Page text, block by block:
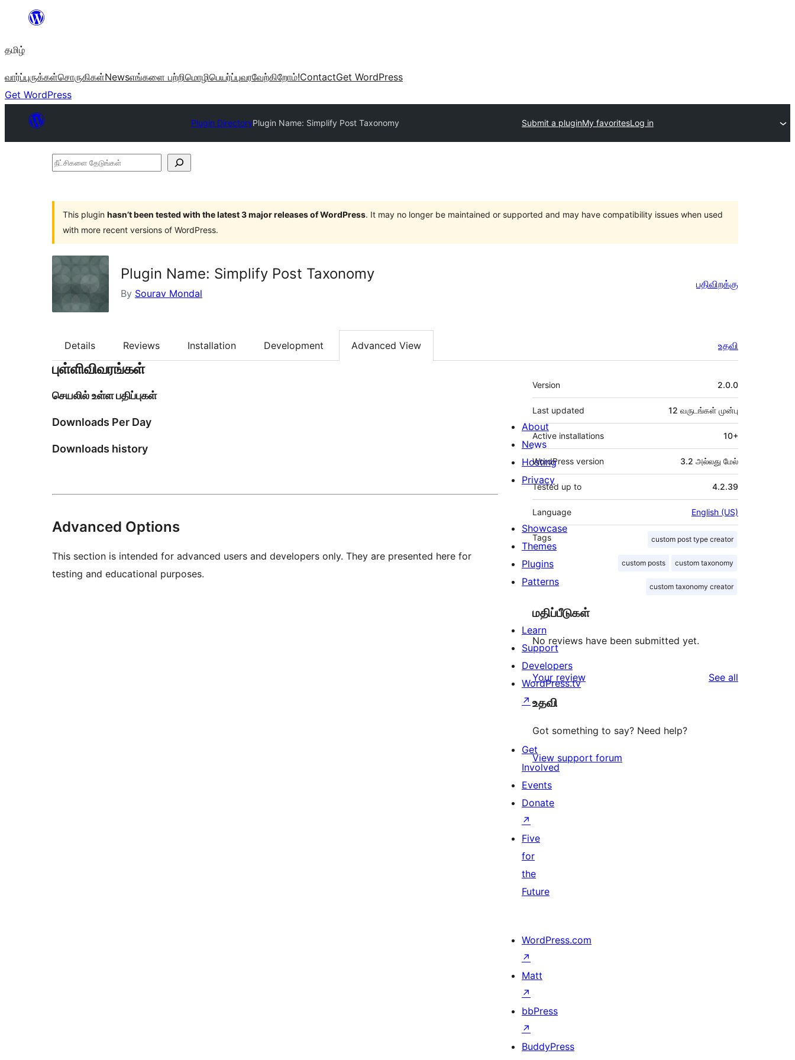
உள்ளடக்கத்திற்கு
தமிழ்
வார்ப்புருக்கள்சொருகிகள்Newsஎங்களை பற்றிமொழிபெயர்ப்புவரவேற்கிறோம்!ContactGet WordPress
Get WordPress
Plugin DirectoryPlugin Name: Simplify Post Taxonomy Submit a pluginMy favoritesLog in
நீட்சிகளை
This plugin hasn’t been tested with the latest 3 major releases of WordPress. It may no longer be maintained or supported and may have compatibility issues when used
with more recent versions of WordPress.
Plugin Name: Simplify Post Taxonomy
By Sourav Mondal
பதிவிறக்கு
Details Reviews Installation Development Advanced View உதவி
புள்ளிவிவரங்கள்
செயலில் உள்ள பதிப்புகள்
Downloads Per Day
Downloads history
Advanced Options
This section is intended for advanced users and developers only. They are presented here for
testing and educational purposes.
Meta
Version 2.0.0
Last updated 12 வருடங்கள் முன்பு
Active installations 10+
WordPress version 3.2 அல்லது மேல்
Tested up to 4.2.39
Language English (US)
Tags custom post type creator
custom posts custom taxonomy
custom taxonomy creator
மதிப்பீடுகள்
No reviews have been submitted yet.
Your review See all
உதவி
Got something to say? Need help?
View support forum
About
News
Hosting
Privacy
Showcase
Themes
Plugins
Patterns
Learn
Support
Developers
WordPress.tv
↗
Get
Involved
Events
Donate
↗
Five
for
the
Future
WordPress.com
↗
Matt
↗
bbPress
↗
BuddyPress